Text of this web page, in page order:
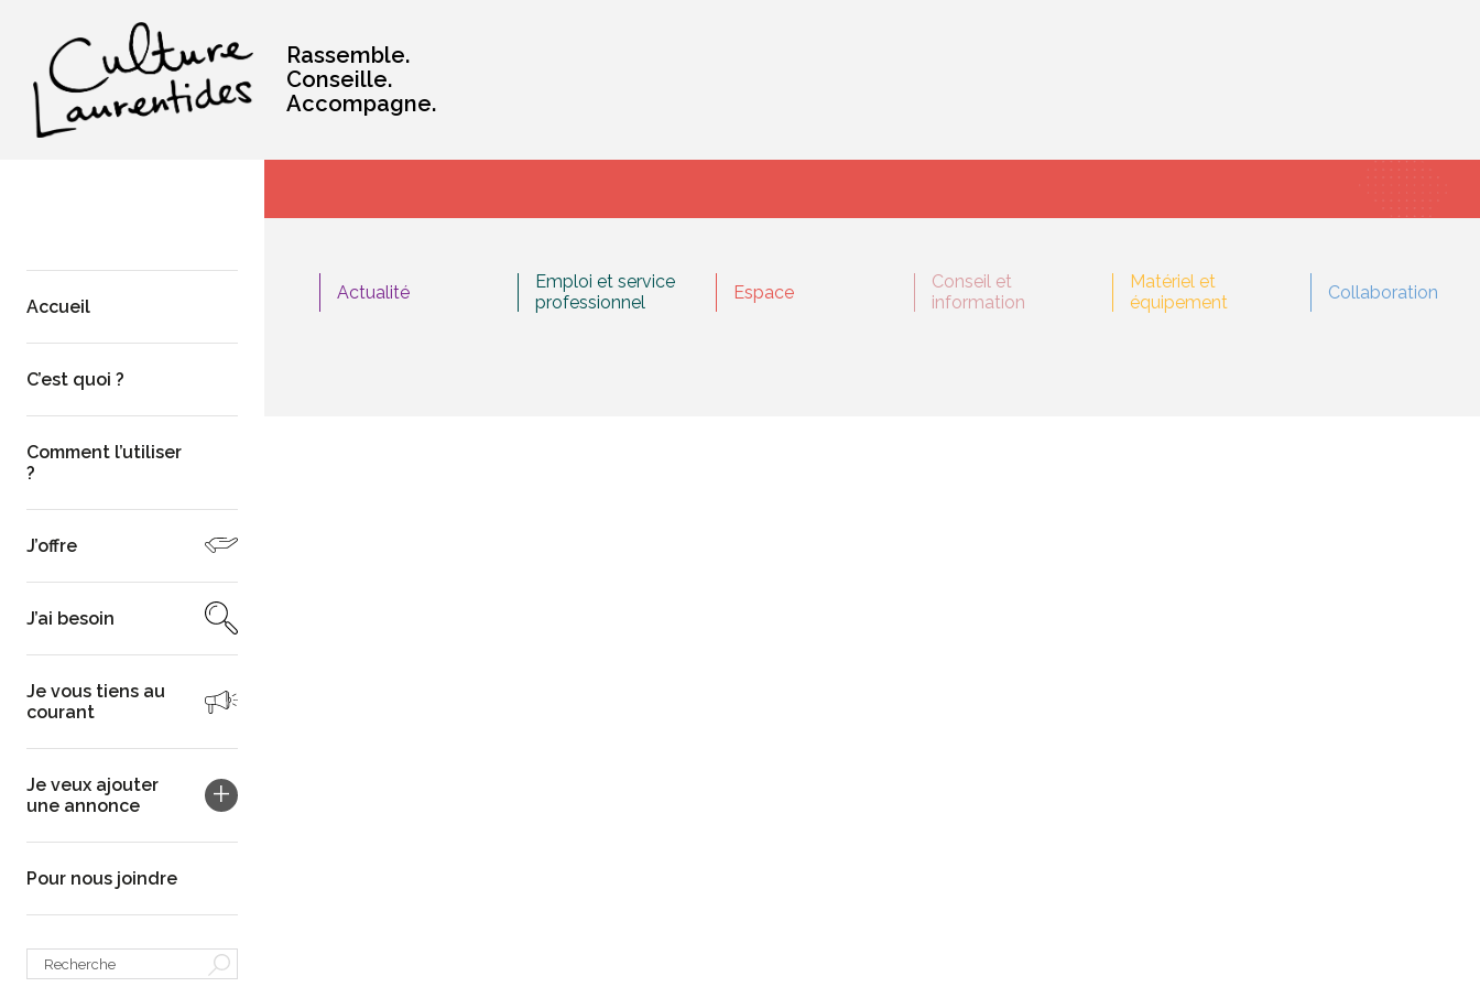
Rassemble.
Conseille.
Accompagne.
Accueil
C’est quoi ?
Comment l’utiliser
?
J’offre
J’ai besoin
Je vous tiens au
courant
Je veux ajouter
une annonce
Pour nous joindre
Actualité
Emploi et service
professionnel
Espace
Conseil et
information
Matériel et
équipement
Collaboration